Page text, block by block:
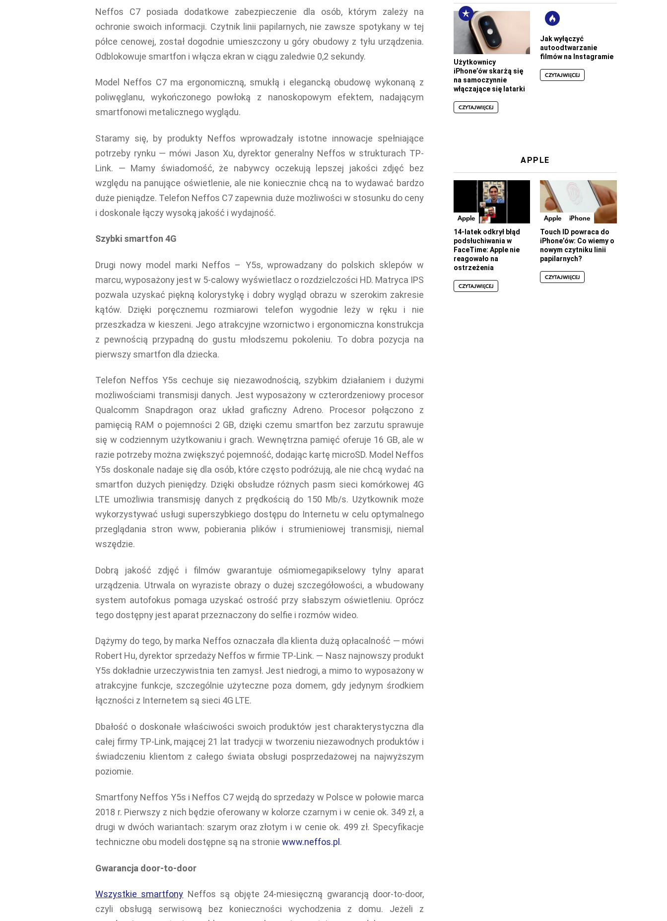
Neffos C7 posiada dodatkowe zabezpieczenie dla osób, którym zależy na
ochronie swoich informacji. Czytnik linii papilarnych, nie zawsze spotykany w tej
półce cenowej, został dogodnie umieszczony u góry obudowy z tyłu urządzenia.
Odblokowuje smartfon i włącza ekran w ciągu zaledwie 0,2 sekundy.
Model Neffos C7 ma ergonomiczną, smukłą i elegancką obudowę wykonaną z
poliwęglanu, wykończonego powłoką z nanoskopowym efektem, nadającym
smartfonowi metalicznego wyglądu.
Staramy się, by produkty Neffos wprowadzały istotne innowacje spełniające
potrzeby rynku — mówi Jason Xu, dyrektor generalny Neffos w strukturach TP-
Link. — Mamy świadomość, że nabywcy oczekują lepszej jakości zdjęć bez
względu na panujące oświetlenie, ale nie koniecznie chcą na to wydawać bardzo
duże pieniądze. Telefon Neffos C7 zapewnia duże możliwości w stosunku do ceny
i doskonale łączy wysoką jakość i wydajność.
Szybki smartfon 4G
Drugi nowy model marki Neffos – Y5s, wprowadzany do polskich sklepów w
marcu, wyposażony jest w 5-calowy wyświetlacz o rozdzielczości HD. Matryca IPS
pozwala uzyskać piękną kolorystykę i dobry wygląd obrazu w szerokim zakresie
kątów. Dzięki poręcznemu rozmiarowi telefon wygodnie leży w ręku i nie
przeszkadza w kieszeni. Jego atrakcyjne wzornictwo i ergonomiczna konstrukcja
z pewnością przypadną do gustu młodszemu pokoleniu. To dobra pozycja na
pierwszy smartfon dla dziecka.
Telefon Neffos Y5s cechuje się niezawodnością, szybkim działaniem i dużymi
możliwościami transmisji danych. Jest wyposażony w czterordzeniowy procesor
Qualcomm Snapdragon oraz układ graficzny Adreno. Procesor połączono z
pamięcią RAM o pojemności 2 GB, dzięki czemu smartfon bez zarzutu sprawuje
się w codziennym użytkowaniu i grach. Wewnętrzna pamięć oferuje 16 GB, ale w
razie potrzeby można zwiększyć pojemność, dodając kartę microSD. Model Neffos
Y5s doskonale nadaje się dla osób, które często podróżują, ale nie chcą wydać na
smartfon dużych pieniędzy. Dzięki obsłudze różnych pasm sieci komórkowej 4G
LTE umożliwia transmisję danych z prędkością do 150 Mb/s. Użytkownik może
wykorzystywać usługi superszybkiego dostępu do Internetu w celu optymalnego
przeglądania stron www, pobierania plików i strumieniowej transmisji, niemal
wszędzie.
Dobrą jakość zdjęć i filmów gwarantuje ośmiomegapikselowy tylny aparat
urządzenia. Utrwala on wyraziste obrazy o dużej szczegółowości, a wbudowany
system autofokus pomaga uzyskać ostrość przy słabszym oświetleniu. Oprócz
tego dostępny jest aparat przeznaczony do selfie i rozmów wideo.
Dążymy do tego, by marka Neffos oznaczała dla klienta dużą opłacalność — mówi
Robert Hu, dyrektor sprzedaży Neffos w firmie TP-Link. — Nasz najnowszy produkt
Y5s dokładnie urzeczywistnia ten zamysł. Jest niedrogi, a mimo to wyposażony w
atrakcyjne funkcje, szczególnie użyteczne poza domem, gdy jedynym środkiem
łączności z Internetem są sieci 4G LTE.
Dbałość o doskonałe właściwości swoich produktów jest charakterystyczna dla
całej firmy TP-Link, mającej 21 lat tradycji w tworzeniu niezawodnych produktów i
świadczeniu klientom z całego świata obsługi posprzedażowej na najwyższym
poziomie.
Smartfony Neffos Y5s i Neffos C7 wejdą do sprzedaży w Polsce w połowie marca
2018 r. Pierwszy z nich będzie oferowany w kolorze czarnym i w cenie ok. 349 zł, a
drugi w dwóch wariantach: szarym oraz złotym i w cenie ok. 499 zł. Specyfikacje
techniczne obu modeli dostępne są na stronie www.neffos.pl .
Gwarancja door-to-door
Wszystkie smartfony Neffos są objęte 24-miesięczną gwarancją door-to-door,
czyli obsługą serwisową bez konieczności wychodzenia z domu. Jeżeli z
Użytkownicy
iPhone’ów skarżą się
na samoczynnie
włączające się latarki
CZYTAJ WIĘCEJ
Jak wyłączyć
autoodtwarzanie
filmów na Instagramie
CZYTAJ WIĘCEJ
APPLE
Apple
14-latek odkrył błąd
podsłuchiwania w
FaceTime: Apple nie
reagowało na
ostrzeżenia
CZYTAJ WIĘCEJ
Apple iPhone
Touch ID powraca do
iPhone’ów: Co wiemy o
nowym czytniku linii
papilarnych?
CZYTAJ WIĘCEJ